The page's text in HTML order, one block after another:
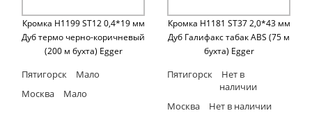
Кромка H1199 ST12 0,4*19 мм
Дуб термо черно-коричневый
(200 м бухта) Egger
Пятигорск
Мало
Москва
Мало
Кромка H1181 ST37 2,0*43 мм
Дуб Галифакс табак ABS (75 м
бухта) Egger
Пятигорск
Нет в
наличии
Москва
Нет в наличии